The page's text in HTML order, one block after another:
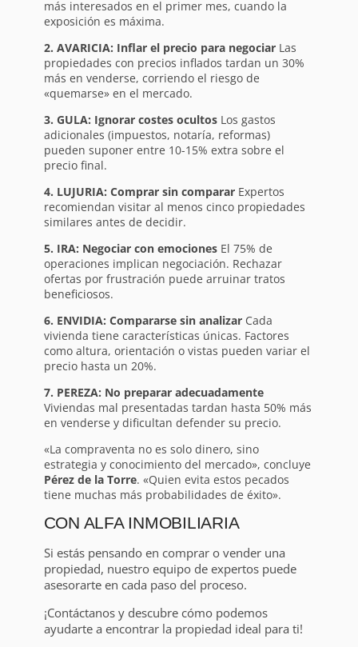
más interesados en el primer mes, cuando la
exposición es máxima.
2. AVARICIA: Inflar el precio para negociarLas
propiedades con precios inflados tardan un 30%
más en venderse, corriendo el riesgo de
«quemarse» en el mercado.
3. GULA: Ignorar costes ocultosLos gastos
adicionales (impuestos, notaría, reformas)
pueden suponer entre 10-15% extra sobre el
precio final.
4. LUJURIA: Comprar sin compararExpertos
recomiendan visitar al menos cinco propiedades
similares antes de decidir.
5. IRA: Negociar con emocionesEl 75% de
operaciones implican negociación. Rechazar
ofertas por frustración puede arruinar tratos
beneficiosos.
6. ENVIDIA: Compararse sin analizarCada
vivienda tiene características únicas. Factores
como altura, orientación o vistas pueden variar el
precio hasta un 20%.
7. PEREZA: No preparar adecuadamente
Viviendas mal presentadas tardan hasta 50% más
en venderse y dificultan defender su precio.
«La compraventa no es solo dinero, sino
estrategia y conocimiento del mercado», concluye
Pérez de la Torre. «Quien evita estos pecados
tiene muchas más probabilidades de éxito».
CON ALFA INMOBILIARIA
Si estás pensando en comprar o vender una
propiedad, nuestro equipo de expertos puede
asesorarte en cada paso del proceso.
¡Contáctanos y descubre cómo podemos
ayudarte a encontrar la propiedad ideal para ti!